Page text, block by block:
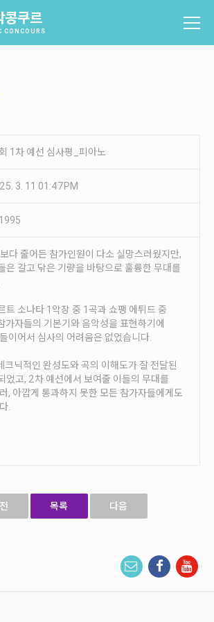
콩쿠르
CONCOURS
과
1차 예선 심사평_피아노
3. 11 01:47PM
다 줄어든 참가인원이 다소 실망스러웠지만,
은 갈고 닦은 기량을 바탕으로 훌륭한 무대를
트 소나타 1악장 중 1곡과 쇼팽 에튀드 중
가자들의 기본기와 음악성을 표현하기에
이어서 심사의 어려움은 없었습니다.
크닉적인 완성도와 곡의 이해도가 잘 전달된
었고, 2차 예선에서 보여줄 이들의 무대를
, 아깝게 통과하지 못한 모든 참가자들에게도
.
목록 다음